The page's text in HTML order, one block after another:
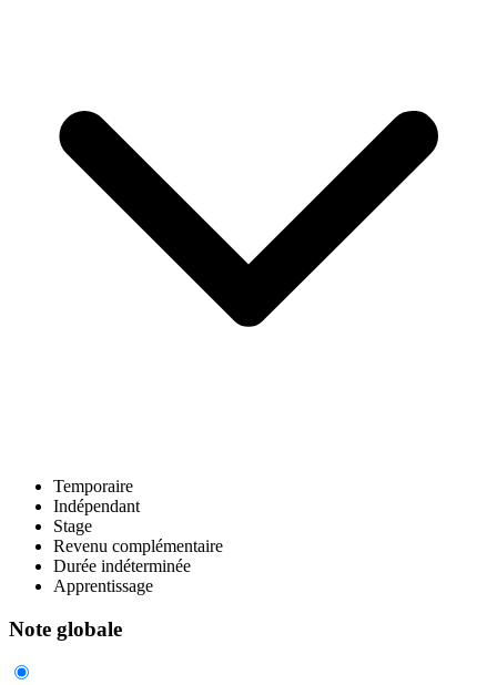
Temporaire
Indépendant
Stage
Revenu complémentaire
Durée indéterminée
Apprentissage
Note globale